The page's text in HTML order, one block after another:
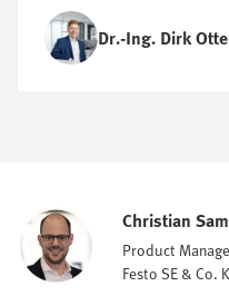
Dr.-Ing. Dirk
Christian
Product
Festo SE & Co.